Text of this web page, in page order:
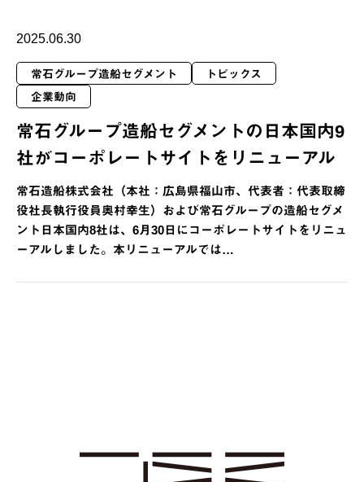
2025.06.30
常石グループ造船セグメント
トピックス
企業動向
常石グループ造船セグメントの日本国内9
社がコーポレートサイトをリニューアル
常石造船株式会社（本社：広島県福山市、代表者：代表取締
役社長執行役員奥村幸生）および常石グループの造船セグメ
ント日本国内8社は、6月30日にコーポレートサイトをリニュ
ーアルしました。本リニューアルでは…